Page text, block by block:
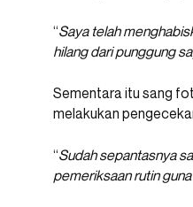
“Saya telah
hilang dari punggung
Sementara itu sang
melakukan
“Sudah sepantasnya
pemeriksaan rutin